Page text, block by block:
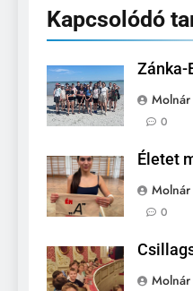
Kapcsolódó
Zánka-
0
Életet
0